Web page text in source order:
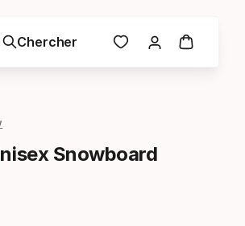
Chercher
Snowboard